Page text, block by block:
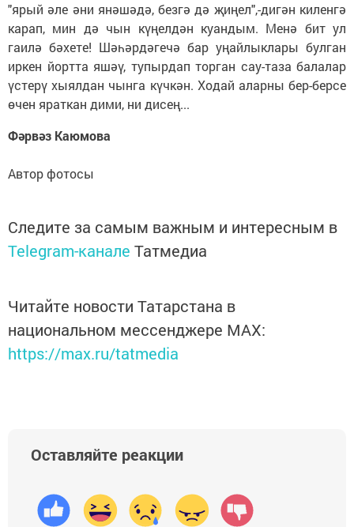
"ярый әле әни янәшәдә, безгә дә җиңел",-дигән киленгә
карап, мин дә чын күңелдән куандым. Менә бит ул
гаилә бәхете! Шәһәрдәгечә бар уңайлыклары булган
иркен йортта яшәү, тупырдап торган сау-таза балалар
үстерү хыялдан чынга күчкән. Ходай аларны бер-берсе
өчен яраткан дими, ни дисең...
Фәрвәз Каюмова
Автор фотосы
Следите за самым важным и интересным в
Telegram-канале Татмедиа
Читайте новости Татарстана в
национальном мессенджере MАХ:
https://max.ru/tatmedia
Оставляйте реакции